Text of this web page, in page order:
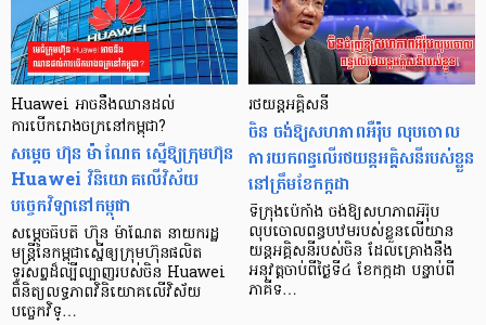
Huawei អាចនឹងឈានដល់
ការបើករោងចក្រនៅកម្ពុជា?
សម្តេច ហ៊ុន ម៉ាណែត ស្នើឱ្យក្រុមហ៊ុន
Huawei វិនិយោគលើវិស័យ
បច្ចេកវិទ្យានៅកម្ពុជា
សម្តេចធិបតី ហ៊ុន ម៉ាណែត នាយករដ្ឋ
មន្ត្រីនៃកម្ពុជាស្នើឲ្យក្រុមហ៊ុនផលិត
ទូរសព្ទដ៏ល្បីល្បាញរបស់ចិន Huawei
ពិនិត្យលទ្ធភាពវិនិយោគលើវិស័យ
បច្ចេកវិទ្…
រថយន្តអគ្គិសនី
ចិន ចង់ឱ្យសហភាពអឺរ៉ុប លុបចោល
ការយកពន្ធលើរថយន្តអគ្គិសនីរបស់ខ្លួន
នៅត្រឹមខែកក្កដា
ទីក្រុងប៉េកាំង ចង់ឱ្យសហភាពអឺរ៉ុប
លុបចោលពន្ធបឋមរបស់ខ្លួនលើយាន
យន្តអគ្គិសនីរបស់ចិន ដែលគ្រោងនឹង
អនុវត្តចាប់ពីថ្ងៃទី៤ ខែកក្កដា បន្ទាប់ពី
ភាគីទ…